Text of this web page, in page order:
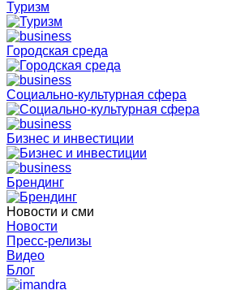
Туризм
Городская среда
Социально-культурная сфера
Бизнес и инвестиции
Брендинг
Новости и сми
Новости
Пресс-релизы
Видео
Блог